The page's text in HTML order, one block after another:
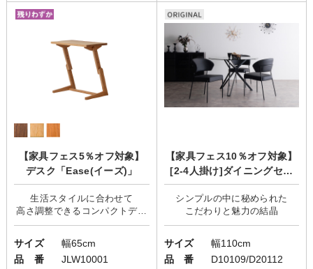
【家具フェス5％オフ対象】
デスク「Ease(イーズ)」
生活スタイルに合わせて
高さ調整できるコンパクトデス
ク
サイズ
幅65cm
品 番
JLW10001
【家具フェス10％オフ対象】
[2-4人掛け]ダイニングセッ
ト/シンプルモダン/geo×Perl
e
シンプルの中に秘められた
サイズ
幅110cm
品 番
D10109/D20112